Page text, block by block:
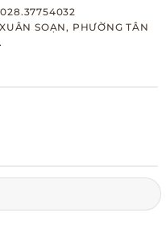
028.37754032
SOẠN, PHƯỜNG TÂN